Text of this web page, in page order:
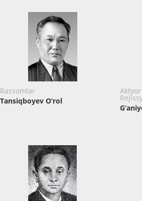
Rassomlar
Tansiqboyev O‘rol